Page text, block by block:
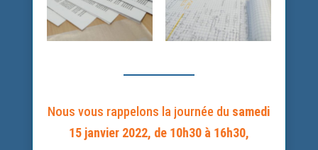
Nous vous rappelons la journée du samedi
15 janvier 2022, de 10h30 à 16h30,